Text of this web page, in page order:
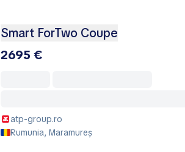
Smart ForTwo Coupe
2695 €
atp-group.ro
Rumunia, Maramureș